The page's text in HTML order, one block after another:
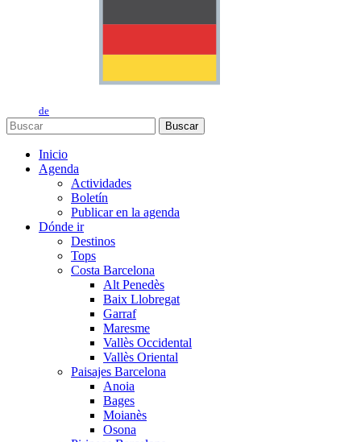
de
Buscar
Inicio
Agenda
Actividades
Boletín
Publicar en la agenda
Dónde ir
Destinos
Tops
Costa Barcelona
Alt Penedès
Baix Llobregat
Garraf
Maresme
Vallès Occidental
Vallès Oriental
Paisajes Barcelona
Anoia
Bages
Moianès
Osona